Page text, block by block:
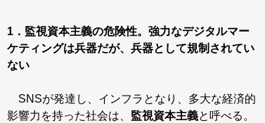
1．監視資本主義の危険性。強力なデジタルマー
ケティングは兵器だが、兵器として規制されてい
ない
SNSが発達し、インフラとなり、多大な経済的
影響力を持った社会は、 監視資本主義と呼べる。